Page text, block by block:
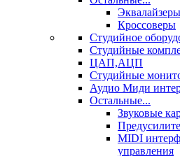
Эквалайзеры
Кроссоверы
Студийное
Студийные
ЦАП,АЦП
Студийные
Аудио Миди
Остальные...
Звуковые
MIDI
управления